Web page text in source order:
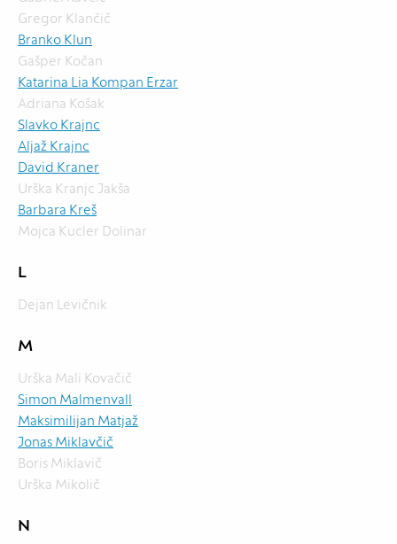
Gregor Klančič
Branko Klun
Gašper Kočan
Katarina Lia Kompan Erzar
Adriana Košak
Slavko Krajnc
Aljaž Krajnc
David Kraner
Urška Kranjc Jakša
Barbara Kreš
Mojca Kucler Dolinar
L
Dejan Levičnik
M
Urška Mali Kovačič
Simon Malmenvall
Maksimilijan Matjaž
Jonas Miklavčič
Boris Miklavič
Urška Mikolič
N